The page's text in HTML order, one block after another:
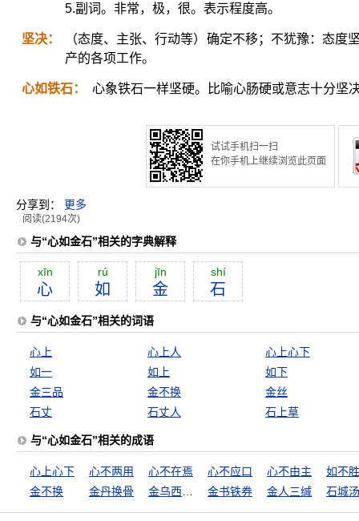
5.副词。非常，极，很。表示程度高。
坚决：
（态度、主张、行动等）确定不移；不犹豫：态
产的各项工作。
心如铁石： 心象铁石一样坚硬。比喻心肠硬或意志十分坚
试试手机扫一扫
在你手机上继续浏览此页面
分享到： 更多
阅读(2194次)
与“心如金石”相关的字典解释
xīn
心
rú
如
jīn
金
shí
石
与“心如金石”相关的词语
心上 心上人
心上心下
如一
如上
如下
金三品
金不换
金丝
石丈
石丈人 石上草
与“心如金石”相关的成语
心上心下 心不两用 心不在焉 心不应口 心不由主
如不
金不换
金丹换骨 金书铁券 金人三缄 石城